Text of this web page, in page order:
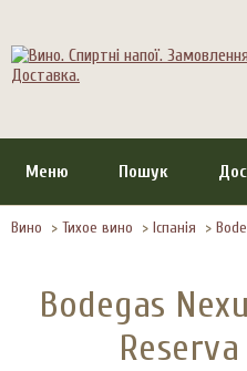
Меню Пошук
Вино > Тихое вино > Іспанія >
Bodegas